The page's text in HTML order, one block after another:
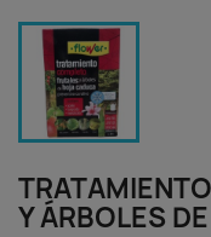
Y ÁRBOLES